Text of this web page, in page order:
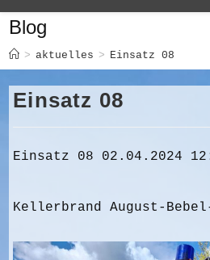
Blog
> aktuelles > Einsatz 08
Einsatz 08
Einsatz 08 02.04.2024
Kellerbrand August-